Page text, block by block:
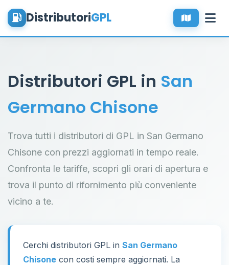
DistributoriGPL
Distributori GPL in San
Germano Chisone
Trova tutti i distributori di GPL in San Germano
Chisone con prezzi aggiornati in tempo reale.
Confronta le tariffe, scopri gli orari di apertura e
trova il punto di rifornimento più conveniente
vicino a te.
Cerchi distributori GPL in San Germano
Chisone con costi sempre aggiornati. La